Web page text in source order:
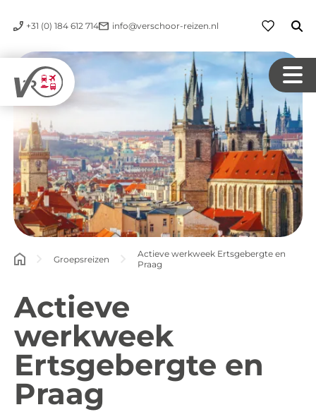
+31 (0) 184 612 714 info@verschoor-reizen.nl
Groepsreizen
Actieve werkweek Ertsgebergte en
Praag
Actieve
werkweek
Ertsgebergte en
Praag